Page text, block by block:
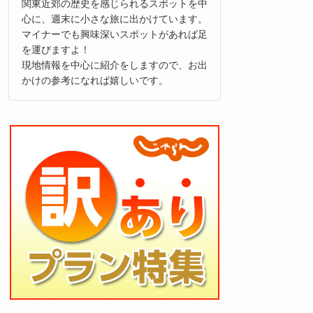
心に、週末に小さな旅に出かけています。
マイナーでも興味深いスポットがあれば足
を運びますよ！
現地情報を中心に紹介をしますので、お出
かけの参考になれば嬉しいです。